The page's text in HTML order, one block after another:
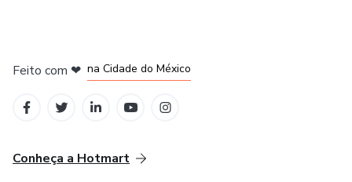
Feito com ❤ na Cidade do México
Conheça a Hotmart